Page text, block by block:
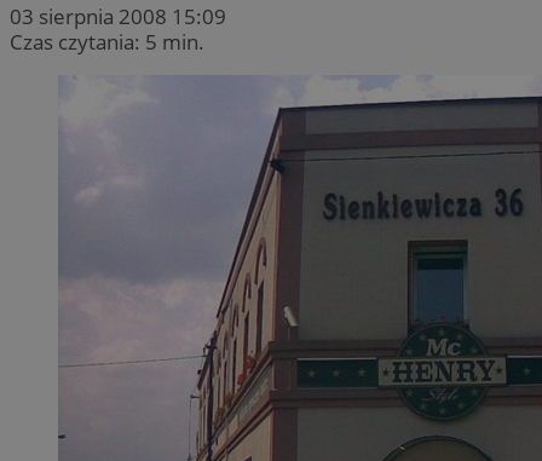
03 sierpnia 2008 15:09
Czas czytania: 5 min.